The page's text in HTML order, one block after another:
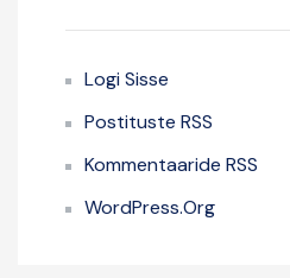
Logi Sisse
Postituste RSS
Kommentaaride RSS
WordPress.org